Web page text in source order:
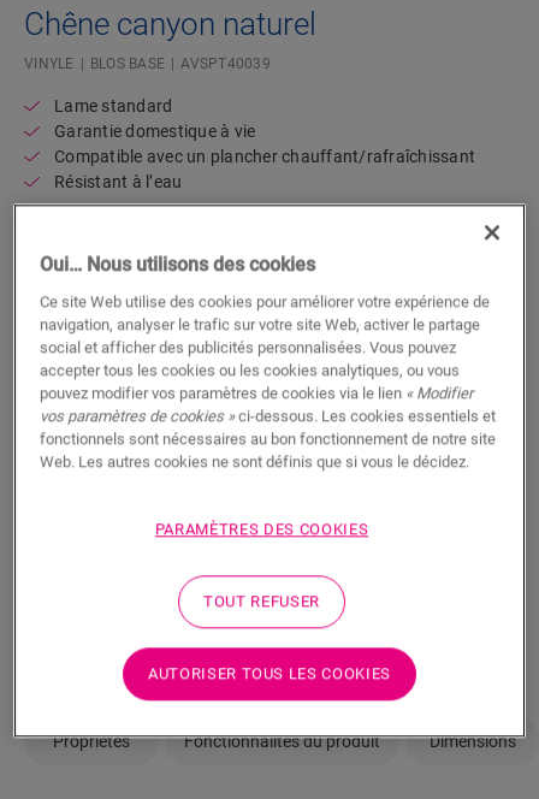
Chêne canyon naturel
VINYLE BLOS BASE AVSPT40039
Lame standard
Garantie domestique à vie
Compatible avec un plancher chauffant/rafraîchissant
Résistant à l’eau
m²
AJOUTER AU PANIER
Pas sûr que ce sol corresponde à votre
Afficher dans votre pièce
Propriétés Fonctionnalités du produit Dimensions
Oui… Nous utilisons des cookies
Ce site Web utilise des cookies pour améliorer votre expérience de
navigation, analyser le trafic sur votre site Web, activer le partage
social et afficher des publicités personnalisées. Vous pouvez
accepter tous les cookies ou les cookies analytiques, ou vous
pouvez modifier vos paramètres de cookies via le lien « Modifier
vos paramètres de cookies »ci-dessous. Les cookies essentiels et
fonctionnels sont nécessaires au bon fonctionnement de notre site
Web. Les autres cookies ne sont définis que si vous le décidez.
PARAMÈTRES DES COOKIES
TOUT REFUSER
AUTORISER TOUS LES COOKIES